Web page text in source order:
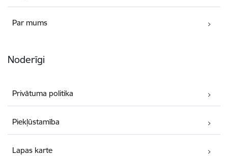
Par mums
Noderīgi
Privātuma politika
Piekļūstamība
Lapas karte